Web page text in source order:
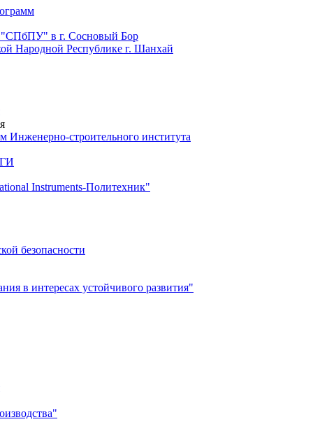
"СПбПУ" в г. Сосновый Бор
Народной Республике г. Шанхай
строительного института
Instruments-Политехник"
безопасности
в интересах устойчивого развития"